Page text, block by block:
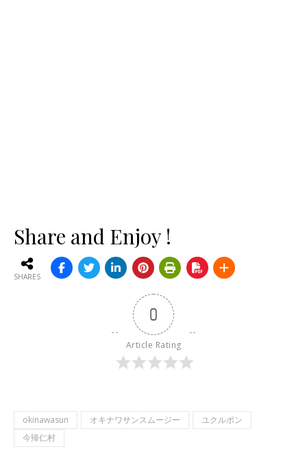
Share and Enjoy !
SHARES
0
Article Rating
okinawasun オキナワサンスムージー
ユクルポン
今帰仁村